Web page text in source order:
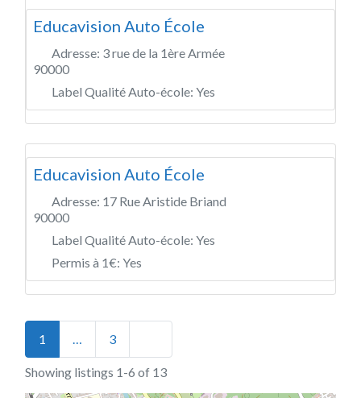
Educavision Auto École
Adresse: 3 rue de la 1ère Armée
90000
Label Qualité Auto-école: Yes
Educavision Auto École
Adresse: 17 Rue Aristide Briand
90000
Label Qualité Auto-école: Yes
Permis à 1€: Yes
Posts navigation
1 3
Showing listings 1-6 of 13